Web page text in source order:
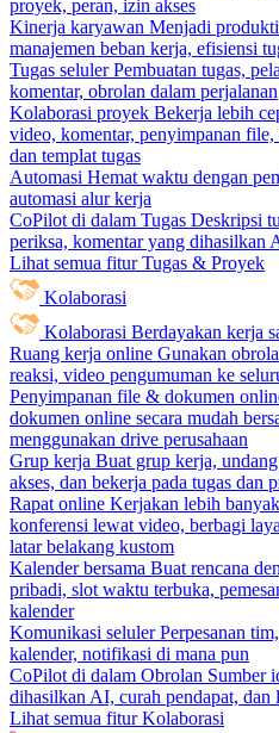
proyek, peran, izin akses
Kinerja karyawan Menjadi
manajemen beban kerja, efisiensi
Tugas seluler Pembuatan tugas,
komentar, obrolan dalam perjalanan
Kolaborasi proyek Bekerja lebih
video, komentar, penyimpanan
dan templat tugas
Automasi Hemat waktu dengan
automasi alur kerja
CoPilot di dalam Tugas Deskripsi
periksa, komentar yang dihasilkan
Lihat semua fitur Tugas & Proyek
Kolaborasi
Kolaborasi Berdayakan kerja
Ruang kerja online Gunakan
reaksi, video pengumuman ke
Penyimpanan file & dokumen
dokumen online secara mudah
menggunakan drive perusahaan
Grup kerja Buat grup kerja,
akses, dan bekerja pada tugas dan
Rapat online Kerjakan lebih
konferensi lewat video, berbagi
latar belakang kustom
Kalender bersama Buat rencana
pribadi, slot waktu terbuka,
kalender
Komunikasi seluler Perpesanan
kalender, notifikasi di mana pun
CoPilot di dalam Obrolan Sumber
dihasilkan AI, curah pendapat, dan
Lihat semua fitur Kolaborasi